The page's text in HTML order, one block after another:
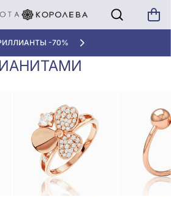
-70%
из белого золота с фианитами
БЕЛОГО ЗОЛОТА С